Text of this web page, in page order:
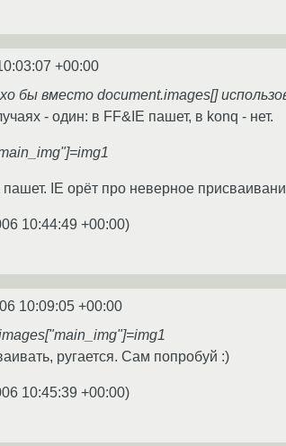
+00:00
бы вместо document.images[]
- один: в FF&IE пашет, в konq - нет.
IE орёт про неверное
10:44:49 +00:00)
10:09:05 +00:00
ругается. Сам попробуй :)
10:45:39 +00:00)